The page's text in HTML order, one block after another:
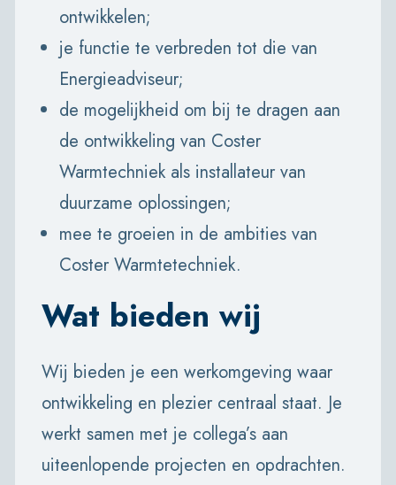
ontwikkelen;
je functie te verbreden tot die van
Energieadviseur;
de mogelijkheid om bij te dragen aan
de ontwikkeling van Coster
Warmtechniek als installateur van
duurzame oplossingen;
mee te groeien in de ambities van
Coster Warmtetechniek.
Wat bieden wij
Wij bieden je een werkomgeving waar
ontwikkeling en plezier centraal staat. Je
werkt samen met je collega’s aan
uiteenlopende projecten en opdrachten.